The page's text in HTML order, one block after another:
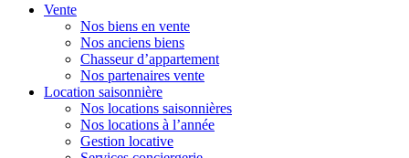
Vente
Nos biens en vente
Nos anciens biens
Chasseur d’appartement
Nos partenaires vente
Location saisonnière
Nos locations saisonnières
Nos locations à l’année
Gestion locative